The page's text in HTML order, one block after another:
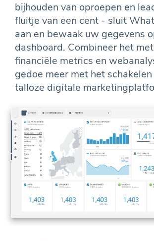
bijhouden van oproepen en
fluitje van een cent - sluit
aan en bewaak uw gegevens
dashboard. Combineer het
financiële metrics en
gedoe meer met het
talloze digitale